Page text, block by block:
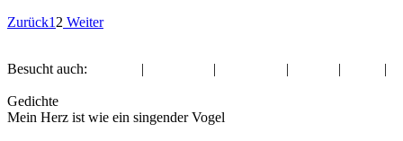
Zurück1 2 Weiter
Besucht auch: | | | |
|
Gedichte
Mein Herz ist wie ein singender Vogel